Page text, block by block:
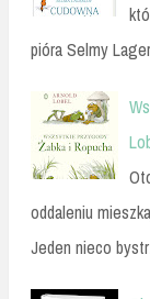
pióra Selmy
oddaleniu
Jeden nieco